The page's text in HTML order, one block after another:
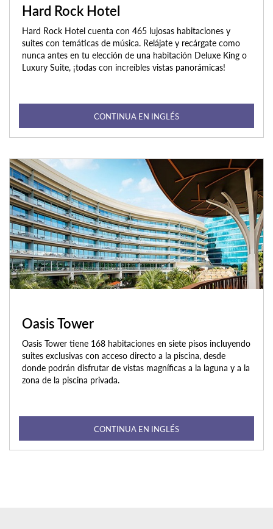
Hard Rock Hotel
Hard Rock Hotel cuenta con 465 lujosas habitaciones y
suites con temáticas de música. Relájate y recárgate como
nunca antes en tu elección de una habitación Deluxe King o
Luxury Suite, ¡todas con increíbles vistas panorámicas!
CONTINUA EN INGLÉS
Oasis Tower
Oasis Tower tiene 168 habitaciones en siete pisos incluyendo
suites exclusivas con acceso directo a la piscina, desde
donde podrán disfrutar de vistas magníficas a la laguna y a la
zona de la piscina privada.
CONTINUA EN INGLÉS